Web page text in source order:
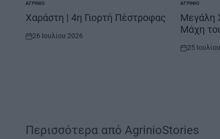
POSTED
IN
ΑΓΡΊΝΙΟ
Χαράστη | 4η Γιορτή Πέστροφας
on
26 Ιουλίου 2026
POSTED
IN
ΑΓΡΊΝΙΟ
Μεγάλη
Μάχη
on
25
Περισσότερα από AgrinioStories